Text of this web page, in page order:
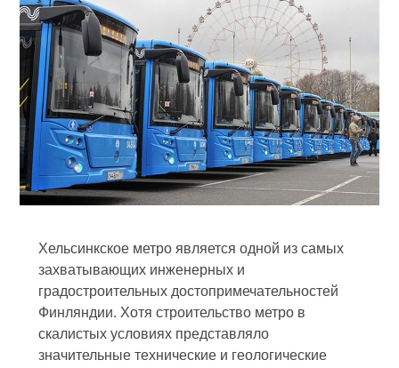
Хельсинкское метро является одной из самых
захватывающих инженерных и
градостроительных достопримечательностей
Финляндии. Хотя строительство метро в
скалистых условиях представляло
значительные технические и геологические